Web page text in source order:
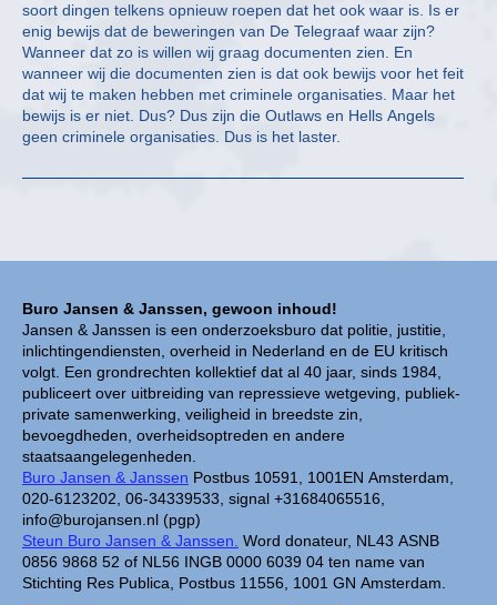
Buro Jansen & Janssen, gewoon inhoud!
Jansen & Janssen is een onderzoeksburo dat politie, justitie,
inlichtingendiensten, overheid in Nederland en de EU kritisch
volgt. Een grondrechten kollektief dat al 40 jaar, sinds 1984,
publiceert over uitbreiding van repressieve wetgeving, publiek-
private samenwerking, veiligheid in breedste zin,
bevoegdheden, overheidsoptreden en andere
staatsaangelegenheden.
Buro Jansen & Janssen Postbus 10591, 1001EN Amsterdam,
020-6123202, 06-34339533, signal +31684065516,
info@burojansen.nl (pgp)
Steun Buro Jansen & Janssen. Word donateur, NL43 ASNB
0856 9868 52 of NL56 INGB 0000 6039 04 ten name van
Stichting Res Publica, Postbus 11556, 1001 GN Amsterdam.
soort dingen telkens opnieuw roepen dat het ook waar is. Is er
enig bewijs dat de beweringen van De Telegraaf waar zijn?
Wanneer dat zo is willen wij graag documenten zien. En
wanneer wij die documenten zien is dat ook bewijs voor het feit
dat wij te maken hebben met criminele organisaties. Maar het
bewijs is er niet. Dus? Dus zijn die Outlaws en Hells Angels
geen criminele organisaties. Dus is het laster.